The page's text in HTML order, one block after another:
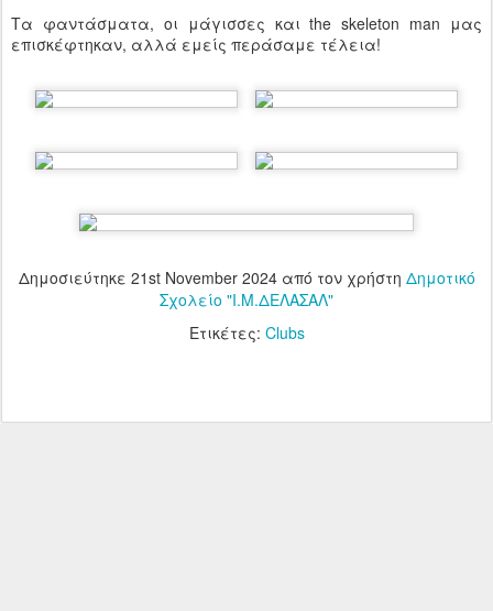
Τα φαντάσματα, οι μάγισσες και the skeleton man μας
επισκέφτηκαν, αλλά εμείς περάσαμε τέλεια!
Δημοσιεύτηκε 21st November 2024από τον χρήστη Δημοτικό
Σχολείο "Ι.Μ.ΔΕΛΑΣΑΛ"
Ετικέτες: Clubs